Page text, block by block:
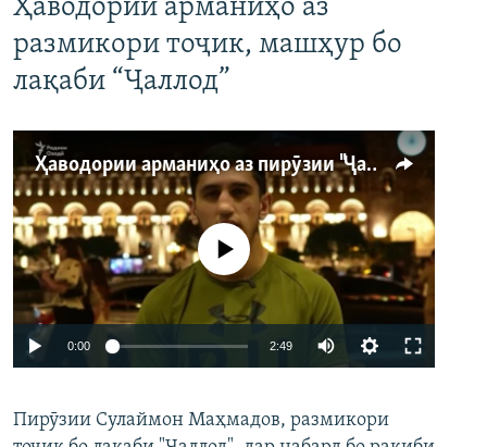
Ҳаводории арманиҳо аз
размикори тоҷик, машҳур бо
лақаби “Ҷаллод”
Ҳаводории арманиҳо аз пирӯзии "Ҷаллод"-и тоҷик
Феълан кор намекунад
0:00 2:49
360p
Пирӯзии Сулаймон Маҳмадов, размикори